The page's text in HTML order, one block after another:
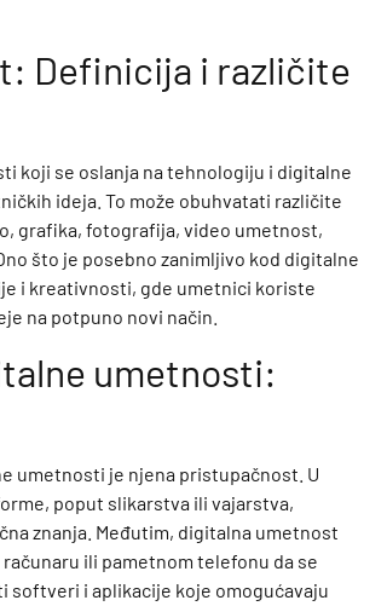
Definicija i različite
koji se oslanja na tehnologiju i digitalne
ideja. To može obuhvatati različite
grafika, fotografija, video umetnost,
što je posebno zanimljivo kod digitalne
i kreativnosti, gde umetnici koriste
na potpuno novi način.
umetnosti:
umetnosti je njena pristupačnost. U
poput slikarstva ili vajarstva,
znanja. Međutim, digitalna umetnost
ili pametnom telefonu da se
softveri i aplikacije koje omogućavaju